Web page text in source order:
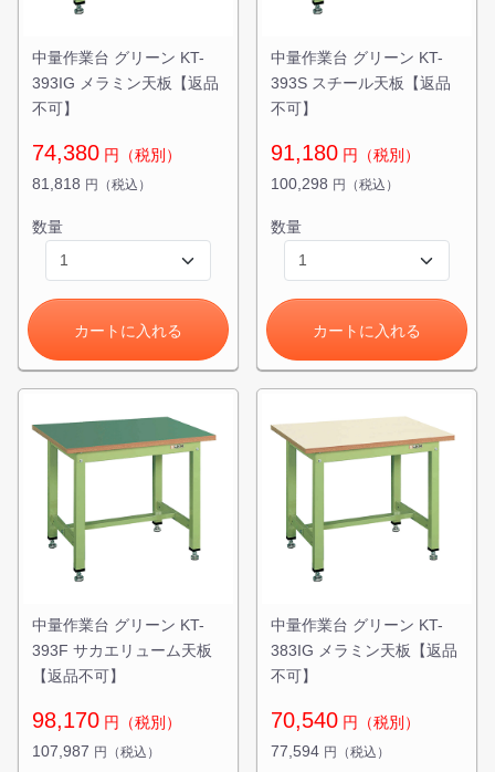
中量作業台 グリーン KT-
393IG メラミン天板【返品
不可】
74,380 円（税別）
81,818 円（税込）
数量
カートに入れる
中量作業台 グリーン KT-
393S スチール天板【返品
不可】
91,180 円（税別）
100,298 円（税込）
数量
カートに入れる
中量作業台 グリーン KT-
393F サカエリューム天板
【返品不可】
98,170 円（税別）
107,987 円（税込）
中量作業台 グリーン KT-
383IG メラミン天板【返品
不可】
70,540 円（税別）
77,594 円（税込）